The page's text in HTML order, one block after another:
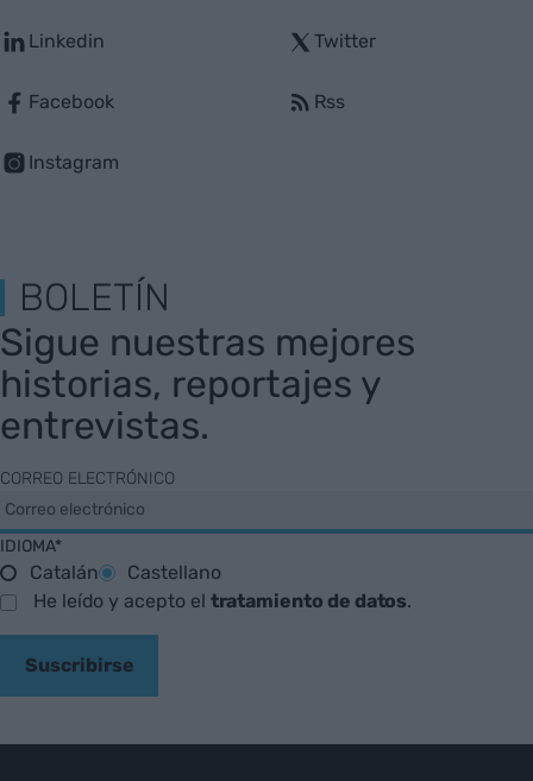
Linkedin
Facebook
Instagram
Twitter
Rss
BOLETÍN
Sigue nuestras mejores
historias, reportajes y
entrevistas.
CORREO ELECTRÓNICO
IDIOMA*
Catalán
Castellano
He leído y acepto el tratamiento de datos.
Suscribirse